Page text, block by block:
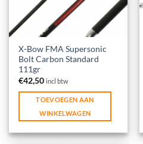
X-Bow FMA Supersonic
Bolt Carbon Standard
111gr
€42,50 incl btw
TOEVOEGEN AAN
WINKELWAGEN